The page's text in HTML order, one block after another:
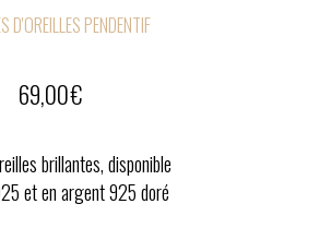
D'OREILLES PENDENTIF
69,00€
brillantes, disponible
et en argent 925 doré